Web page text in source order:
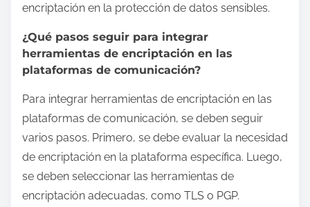
encriptación en la protección de datos sensibles.
¿Qué pasos seguir para integrar
herramientas de encriptación en las
plataformas de comunicación?
Para integrar herramientas de encriptación en las
plataformas de comunicación, se deben seguir
varios pasos. Primero, se debe evaluar la necesidad
de encriptación en la plataforma específica. Luego,
se deben seleccionar las herramientas de
encriptación adecuadas, como TLS o PGP.